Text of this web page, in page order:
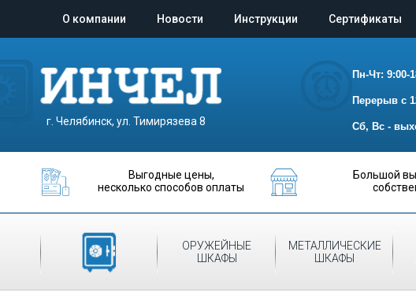
О компании Новости Инструкции Сертификаты
г. Челябинск, ул. Тимирязева 8
Пн-Чт: 9:00-
Перерыв с
Сб, Вс -
Выгодные цены,
несколько способов оплаты
Большой
СЕЙФЫ
ОРУЖЕЙНЫЕ
ШКАФЫ
МЕТАЛЛИЧЕСКИЕ
ШКАФЫ